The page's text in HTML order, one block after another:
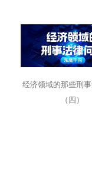
经济领域的那些刑
（四）